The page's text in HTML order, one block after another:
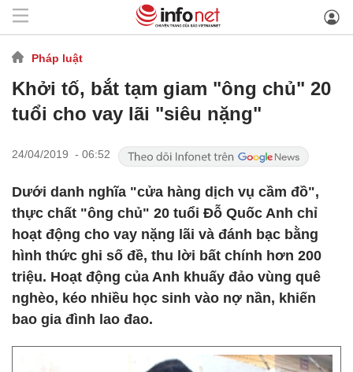
Pháp luật
Khởi tố, bắt tạm giam "ông chủ" 20
tuổi cho vay lãi "siêu nặng"
24/04/2019 - 06:52
Dưới danh nghĩa "cửa hàng dịch vụ cầm đồ",
thực chất "ông chủ" 20 tuổi Đỗ Quốc Anh chỉ
hoạt động cho vay nặng lãi và đánh bạc bằng
hình thức ghi số đề, thu lời bất chính hơn 200
triệu. Hoạt động của Anh khuấy đảo vùng quê
nghèo, kéo nhiều học sinh vào nợ nần, khiến
bao gia đình lao đao.